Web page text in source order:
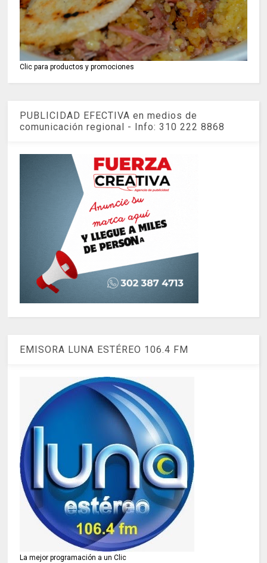
Clic para productos y promociones
PUBLICIDAD EFECTIVA en medios de
comunicación regional - Info: 310 222 8868
EMISORA LUNA ESTÉREO 106.4 FM
La mejor programación a un Clic